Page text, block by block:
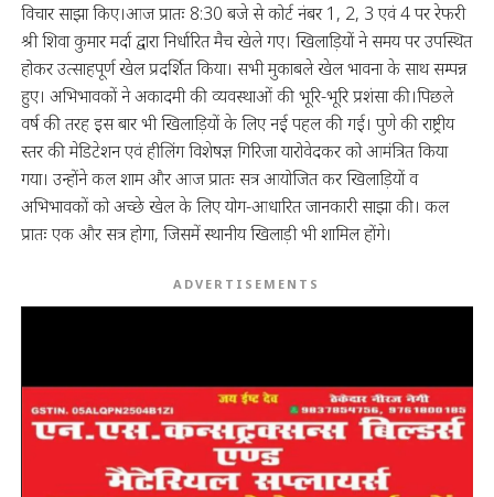
विचार साझा किए।आज प्रातः 8:30 बजे से कोर्ट नंबर 1, 2, 3 एवं 4 पर रेफरी
श्री शिवा कुमार मर्दा द्वारा निर्धारित मैच खेले गए। खिलाड़ियों ने समय पर उपस्थित
होकर उत्साहपूर्ण खेल प्रदर्शित किया। सभी मुकाबले खेल भावना के साथ सम्पन्न
हुए। अभिभावकों ने अकादमी की व्यवस्थाओं की भूरि-भूरि प्रशंसा की।पिछले
वर्ष की तरह इस बार भी खिलाड़ियों के लिए नई पहल की गई। पुणे की राष्ट्रीय
स्तर की मेडिटेशन एवं हीलिंग विशेषज्ञ गिरिजा यारोवेदकर को आमंत्रित किया
गया। उन्होंने कल शाम और आज प्रातः सत्र आयोजित कर खिलाड़ियों व
अभिभावकों को अच्छे खेल के लिए योग-आधारित जानकारी साझा की। कल
प्रातः एक और सत्र होगा, जिसमें स्थानीय खिलाड़ी भी शामिल होंगे।
ADVERTISEMENTS